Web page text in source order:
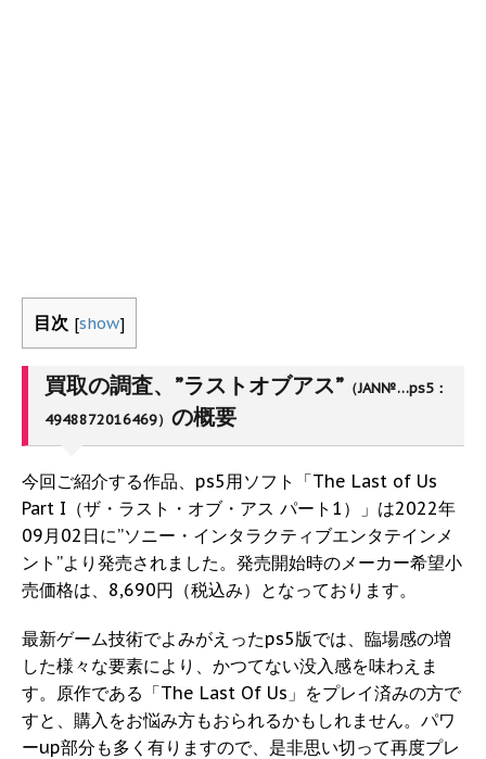
目次 [show]
買取の調査、”ラストオブアス” （JAN№…ps5：
4948872016469） の概要
今回ご紹介する作品、ps5用ソフト「The Last of Us
Part I（ザ・ラスト・オブ・アス パート1）」は2022年
09月02日に”ソニー・インタラクティブエンタテインメ
ント”より発売されました。発売開始時のメーカー希望小
売価格は、8,690円（税込み）となっております。
最新ゲーム技術でよみがえったps5版では、臨場感の増
した様々な要素により、かつてない没入感を味わえま
す。原作である「The Last Of Us」をプレイ済みの方で
すと、購入をお悩み方もおられるかもしれません。パワ
ーup部分も多く有りますので、是非思い切って再度プレ